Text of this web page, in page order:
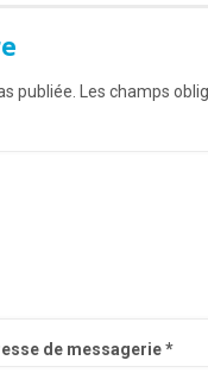
publiée. Les champs
de messagerie*